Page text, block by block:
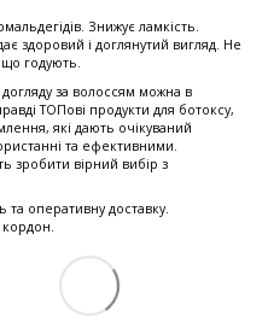
Знижує ламкість.
здоровий і доглянутий вигляд. Не
що годують.
за волоссям можна в
ТОПові продукти для ботоксу,
які дають очікуваний
та ефективними.
зробити вірний вибір з
оперативну доставку.